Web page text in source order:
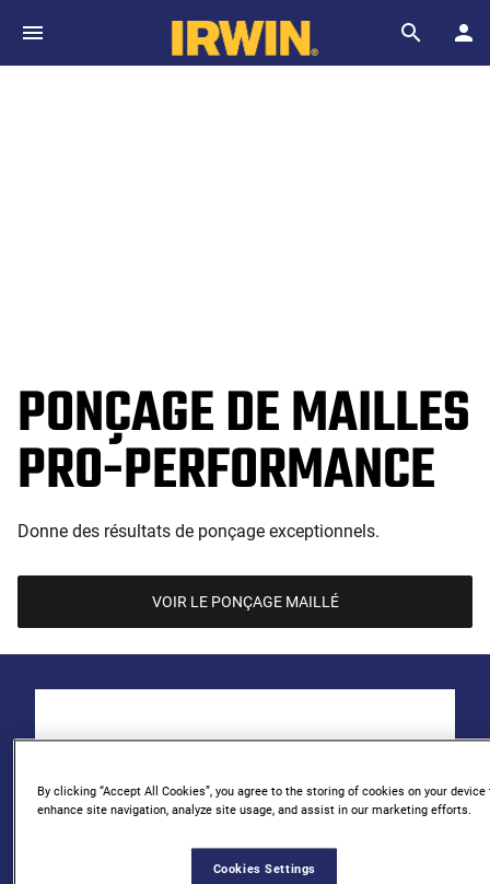
Skip to main content
PONÇAGE DE MAILLES
PRO-PERFORMANCE
Donne des résultats de ponçage exceptionnels.
VOIR LE PONÇAGE MAILLÉ
By clicking “Accept All Cookies”, you agree to the storing of cookies on your device
enhance site navigation, analyze site usage, and assist in our marketing efforts.
Cookies Settings